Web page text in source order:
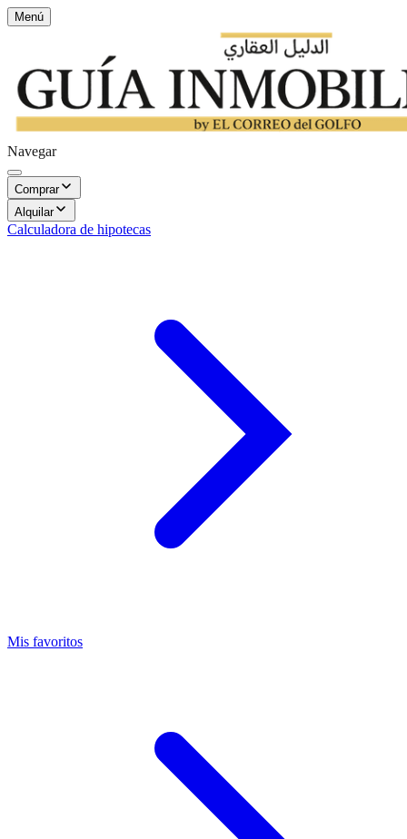
Menú
Navegar
Comprar
Alquilar
Calculadora de hipotecas
Mis favoritos